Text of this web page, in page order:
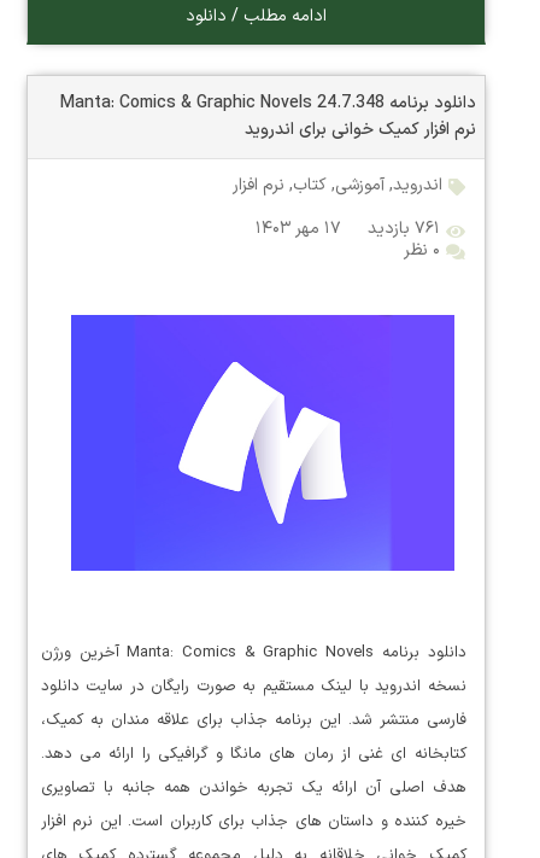
ادامه مطلب / دانلود
دانلود برنامه Manta: Comics & Graphic Novels 24.7.348
نرم افزار کمیک خوانی برای اندروید
اندروید,آموزشی,کتاب, نرم افزار
۷۶۱ بازدید
۱۷ مهر ۱۴۰۳
۰ نظر
دانلود برنامه Manta: Comics & Graphic Novels آخرین ورژن
نسخه اندروید با لینک مستقیم به صورت رایگان در سایت دانلود
فارسی منتشر شد. این برنامه جذاب برای علاقه مندان به کمیک،
کتابخانه ای غنی از رمان های مانگا و گرافیکی را ارائه می دهد.
هدف اصلی آن ارائه یک تجربه خواندن همه جانبه با تصاویری
خیره کننده و داستان های جذاب برای کاربران است. این نرم افزار